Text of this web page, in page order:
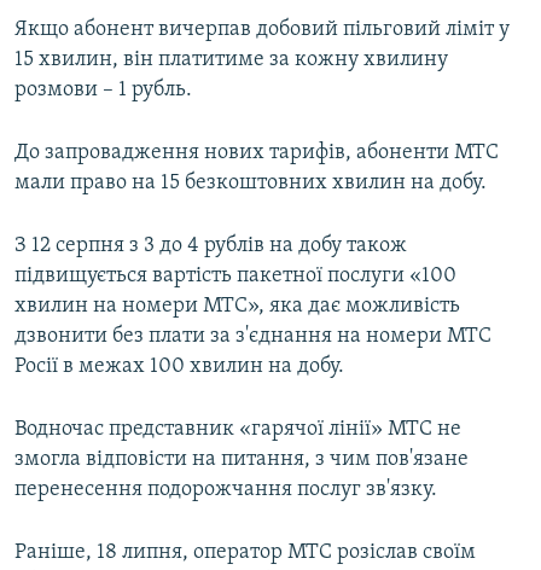
Якщо абонент вичерпав добовий пільговий ліміт у
15 хвилин, він платитиме за кожну хвилину
розмови – 1 рубль.
До запровадження нових тарифів, абоненти МТС
мали право на 15 безкоштовних хвилин на добу.
З 12 серпня з 3 до 4 рублів на добу також
підвищується вартість пакетної послуги «100
хвилин на номери МТС», яка дає можливість
дзвонити без плати за з'єднання на номери МТС
Росії в межах 100 хвилин на добу.
Водночас представник «гарячої лінії» МТС не
змогла відповісти на питання, з чим пов'язане
перенесення подорожчання послуг зв'язку.
Раніше, 18 липня, оператор МТС розіслав своїм